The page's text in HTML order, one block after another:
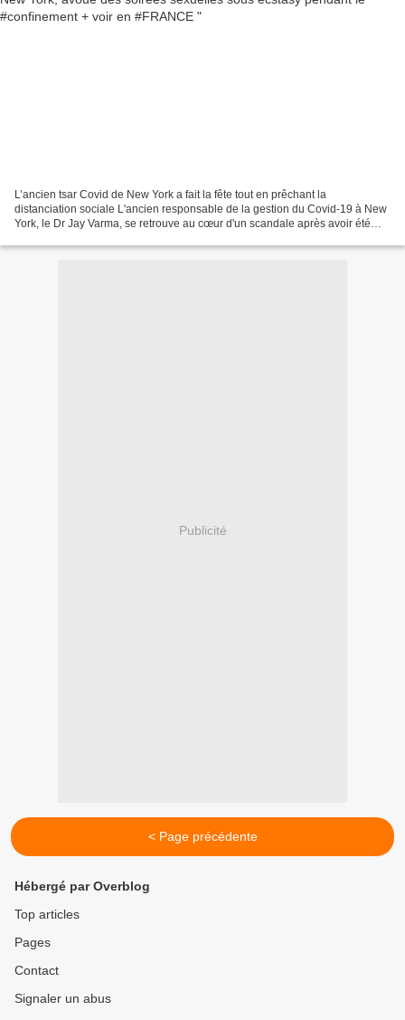
L’ancien tsar Covid de New York a fait la fête tout en prêchant la
distanciation sociale L'ancien responsable de la gestion du Covid-19 à New
York, le Dr Jay Varma, se retrouve au cœur d'un scandale après avoir été
Publicité
< Page précédente
Hébergé par Overblog
Top articles
Pages
Contact
Signaler un abus